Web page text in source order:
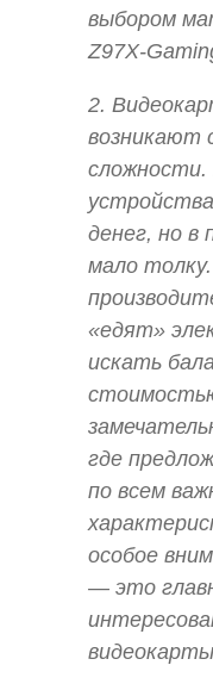
выбором
Z97X-
2.
возникают
денег, но в
мало
«едят»
искать
где
по всем
особое
— это